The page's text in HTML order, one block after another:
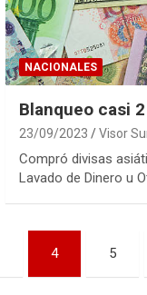
NACIONALES
Blanqueo casi
23/09/2023 Visor
Compró divisas
Lavado de Dinero u
4 5